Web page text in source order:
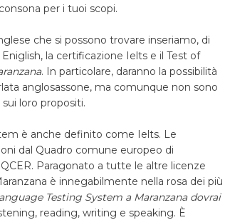
per i tuoi scopi.
che si possono trovare inseriamo, di
la certificazione Ielts e il Test of
. In particolare, daranno la possibilità
anglosassone, ma comunque non sono
loro propositi.
è anche definito come Ielts. Le
dal Quadro comune europeo di
Paragonato a tutte le altre licenze
è innegabilmente nella rosa dei più
Testing System a Maranzana dovrai
reading, writing e speaking. È